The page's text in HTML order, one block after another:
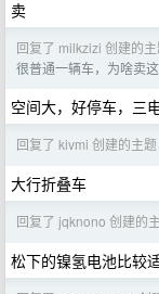
卖
回复了 milkzizi 创建的
很普通一辆车，为啥卖这
空间大，好停车，三
回复了 kivmi 创建的主题
大行折叠车
回复了 jqknono 创建的
松下的镍氢电池比较